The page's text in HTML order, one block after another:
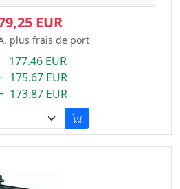
EUR
plus frais de port
177.46 EUR
175.67 EUR
173.87 EUR